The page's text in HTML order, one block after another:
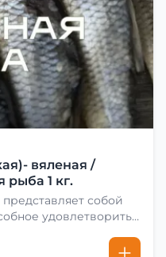
вяленая /
рыба 1 кг.
собой
удовлетворить
хорошо солят.